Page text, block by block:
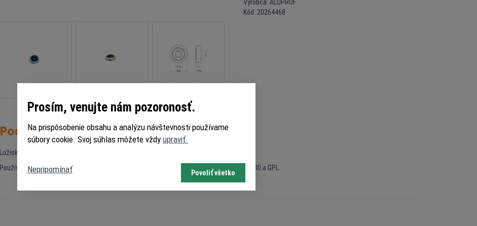
Výrobca: ALUPROF
Kód: 20264468
Podrobný popis
Ložisko Ø 40 mm s vnútorným nylonovým prstencom.
Používa sa hlavne s podperou ložiska PDPL 25, PDPL 80 alebo prvkom rozdelenia PDP a P40 a GPL.
Prosím, venujte nám pozoronosť.
Na prispôsobenie obsahu a analýzu návštevnosti používame
súbory cookie. Svoj súhlas môžete vždy upraviť.
Nepripomínať Povoliť všetko